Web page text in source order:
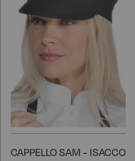
CAPPELLO SAM - ISACCO